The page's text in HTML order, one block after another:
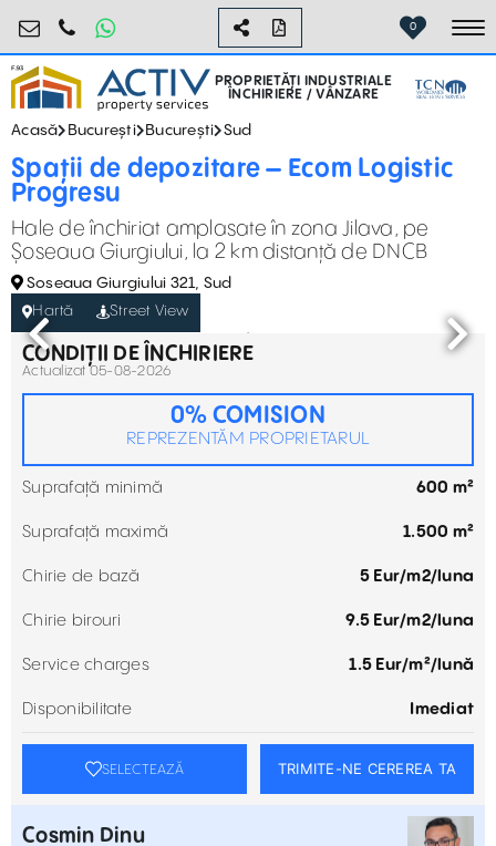
industrial@activpropertyservices.ro
0755.795.795 0
PROPRIETĂȚI INDUSTRIALE
ÎNCHIRIERE / VÂNZARE
Acasă București București Sud
Spații de depozitare – Ecom Logistic
Progresu
Hale de închiriat amplasate în zona Jilava, pe
Șoseaua Giurgiului, la 2 km distanță de DNCB
Soseaua Giurgiului 321, Sud
Hartă
Street View
CONDIȚII DE ÎNCHIRIERE
Actualizat 05-08-2026
0% COMISION
REPREZENTĂM PROPRIETARUL
Suprafață minimă 600 m²
Suprafață maximă 1.500 m²
Chirie de bază 5 Eur/m2/luna
Chirie birouri 9.5 Eur/m2/luna
Service charges 1.5 Eur/m²/lună
Disponibilitate Imediat
SELECTEAZĂ TRIMITE-NE CEREREA TA
Cosmin Dinu